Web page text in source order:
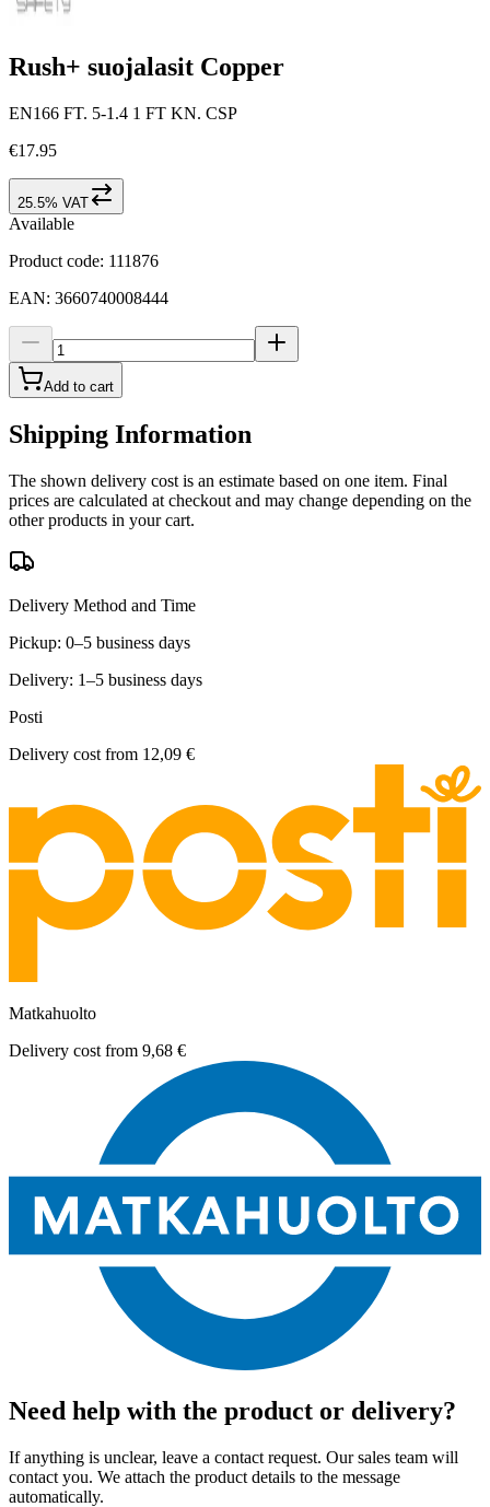
Rush+ suojalasit Copper
EN166 FT. 5-1.4 1 FT KN. CSP
€17.95
25.5% VAT
Available
Product code: 111876
EAN: 3660740008444
Add to cart
Shipping Information
The shown delivery cost is an estimate based on one item. Final
prices are calculated at checkout and may change depending on the
other products in your cart.
Delivery Method and Time
Pickup: 0–5 business days
Delivery: 1–5 business days
Posti
Delivery cost from 12,09 €
Matkahuolto
Delivery cost from 9,68 €
Need help with the product or delivery?
If anything is unclear, leave a contact request. Our sales team will
contact you. We attach the product details to the message
automatically.